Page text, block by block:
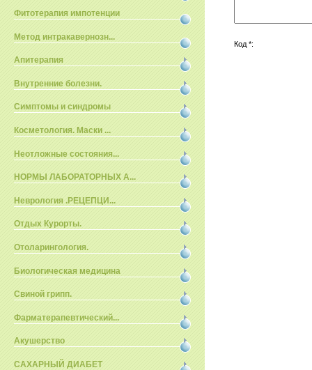
Фитотерапия импотенции
Метод интракавернозн...
Апитерапия
Внутренние болезни.
Симптомы и синдромы
Косметология. Маски ...
Неотложные состояния...
НОРМЫ ЛАБОРАТОРНЫХ А...
Неврология .РЕЦЕПЦИ...
Отдых Курорты.
Отоларингология.
Биологическая медицина
Свиной грипп.
Фарматерапевтический...
Акушерство
САХАРНЫЙ ДИАБЕТ
Код *: